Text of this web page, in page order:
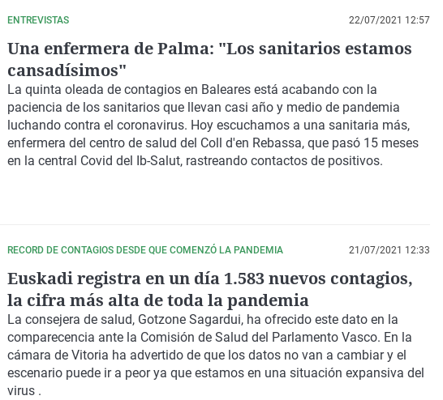
ENTREVISTAS 22/07/2021 12:57
Una enfermera de Palma: "Los sanitarios estamos
cansadísimos"
La quinta oleada de contagios en Baleares está acabando con la
paciencia de los sanitarios que llevan casi año y medio de pandemia
luchando contra el coronavirus. Hoy escuchamos a una sanitaria más,
enfermera del centro de salud del Coll d'en Rebassa, que pasó 15 meses
en la central Covid del Ib-Salut, rastreando contactos de positivos.
RECORD DE CONTAGIOS DESDE QUE COMENZÓ LA PANDEMIA 21/07/2021 12:33
Euskadi registra en un día 1.583 nuevos contagios,
la cifra más alta de toda la pandemia
La consejera de salud, Gotzone Sagardui, ha ofrecido este dato en la
comparecencia ante la Comisión de Salud del Parlamento Vasco. En la
cámara de Vitoria ha advertido de que los datos no van a cambiar y el
escenario puede ir a peor ya que estamos en una situación expansiva del
virus .